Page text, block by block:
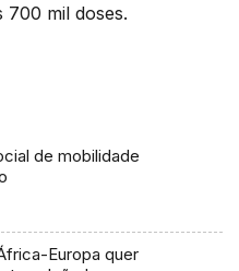
700 mil doses.
de mobilidade
Europa quer